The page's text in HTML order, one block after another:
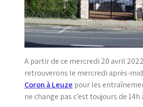
A partir de ce mercredi 20 avril
retrouverons le mercredi après-
Coron à Leuze pour les
ne change pas c’est toujours de 14h